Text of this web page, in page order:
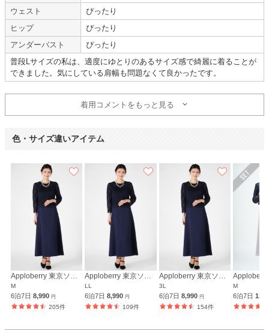
【一緒に注文した商品】
Genet Vivien
身長 :155〜159cm
使用地域 :
埼玉県
ウェスト
ぴったり
ヒップ
ぴったり
アンダーバスト
ぴったり
普段Lサイズの私は、適度にゆとりのあるサイズ感で綺麗に着ることが
できました。気にしている肩幅も問題なくて良かったです。
着用コメントをもっと見る
色・サイズ違いアイテム
Apploberry 東京ソワール
M
6泊7日 8,990 円
205件
Apploberry 東京ソワール
LL
6泊7日8,990円
109件
Apploberry 東京ソワール
3L
6泊7日 8,990 円
154件
M
6泊7日